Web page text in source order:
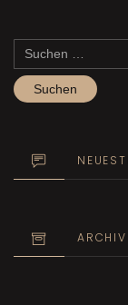
nach:
ARCHIV